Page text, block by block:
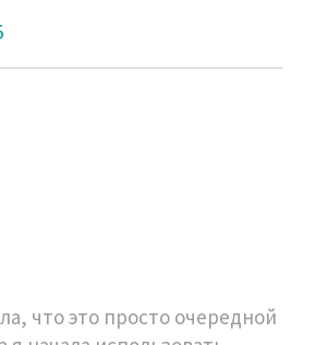
что это просто очередной